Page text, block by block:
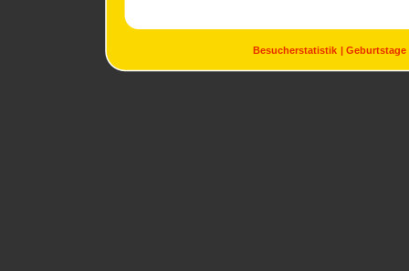
Besucherstatistik Geburtstage